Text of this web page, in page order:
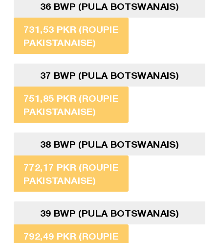
36 BWP (PULA BOTSWANAIS)
731,53 PKR (ROUPIE
PAKISTANAISE)
37 BWP (PULA BOTSWANAIS)
751,85 PKR (ROUPIE
PAKISTANAISE)
38 BWP (PULA BOTSWANAIS)
772,17 PKR (ROUPIE
PAKISTANAISE)
39 BWP (PULA BOTSWANAIS)
792,49 PKR (ROUPIE